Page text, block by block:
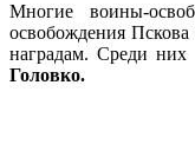
Многие воины-
освобождения
наградам. Среди
Головко.